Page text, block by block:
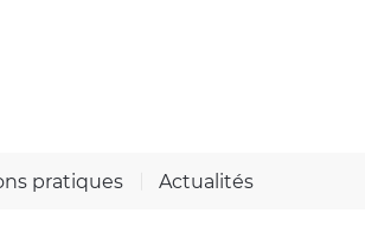
pratiques Actualités